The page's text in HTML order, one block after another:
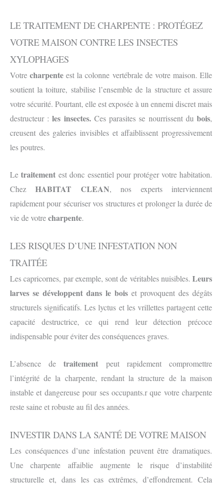
LE TRAITEMENT DE CHARPENTE : PROTÉGEZ
VOTRE MAISON CONTRE LES INSECTES
XYLOPHAGES
Votrecharpente est la colonne vertébrale de votre maison. Elle
soutient la toiture, stabilise l’ensemble de la structure et assure
votre sécurité. Pourtant, elle est exposée à un ennemi discret mais
destructeur : les insectes.Ces parasites se nourrissent dubois,
creusent des galeries invisibles et affaiblissent progressivement
les poutres.
Letraitement est donc essentiel pour protéger votre habitation.
ChezHABITAT CLEAN, nos experts interviennent
rapidement pour sécuriser vos structures et prolonger la durée de
vie de votrecharpente.
LES RISQUES D’UNE INFESTATION NON
TRAITÉE
Les capricornes, par exemple, sont de véritables nuisibles. Leurs
larves se développent dans le bois et provoquent des dégâts
structurels significatifs. Les lyctus et les vrillettes partagent cette
capacité destructrice, ce qui rend leur détection précoce
indispensable pour éviter des conséquences graves.
L’absence detraitement peut rapidement compromettre
l’intégrité de la charpente, rendant la structure de la maison
instable et dangereuse pour ses occupants.r que votre charpente
reste saine et robuste au fil des années.
INVESTIR DANS LA SANTÉ DE VOTRE MAISON
Les conséquences d’une infestation peuvent être dramatiques.
Une charpente affaiblie augmente le risque d’instabilité
structurelle et, dans les cas extrêmes, d’effondrement. Cela